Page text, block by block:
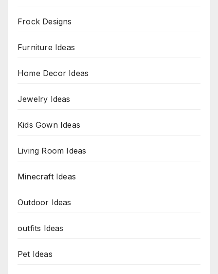
Frock Designs
Furniture Ideas
Home Decor Ideas
Jewelry Ideas
Kids Gown Ideas
Living Room Ideas
Minecraft Ideas
Outdoor Ideas
outfits Ideas
Pet Ideas